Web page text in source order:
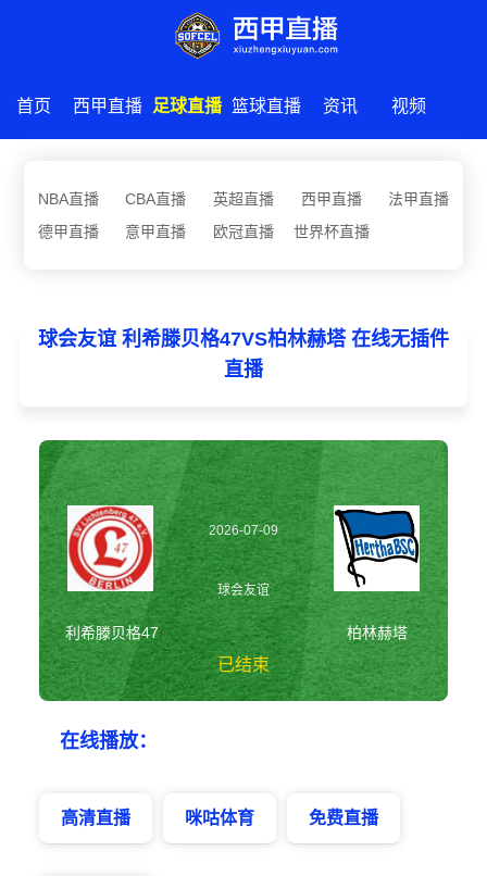
首页 西甲直播 足球直播 篮球直播 资讯 视频
NBA直播 CBA直播 英超直播 西甲直播
法甲直播
德甲直播
意甲直播 欧冠直播 世界杯直播
球会友谊 利希滕贝格47VS柏林赫塔 在线无插件
直播
利希滕贝格47
2026-07-09
00:30:00
球会友谊
已结束
柏林赫塔
在线播放：
高清直播 咪咕体育 免费直播